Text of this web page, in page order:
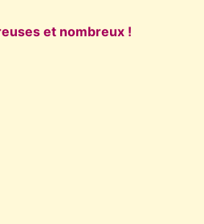
et nombreux !